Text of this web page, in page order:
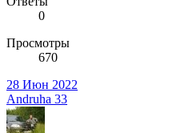
0
Просмотры
670
28 Июн 2022
Andruha 33